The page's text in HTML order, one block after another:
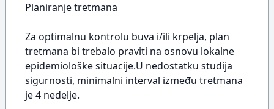
Planiranje tretmana
Za optimalnu kontrolu buva i/ili krpelja, plan
tretmana bi trebalo praviti na osnovu lokalne
epidemiološke situacije.U nedostatku studija
sigurnosti, minimalni interval između tretmana
je 4 nedelje.